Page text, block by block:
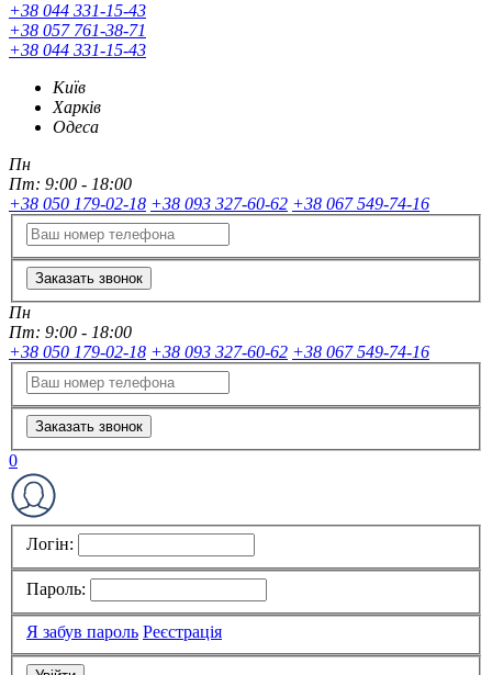
+38 044 331-15-43
+38 057 761-38-71
+38 044 331-15-43
Київ
Харків
Одеса
Пн
Пт: 9:00 - 18:00
+38 050 179-02-18 +38 093 327-60-62 +38 067 549-74-16
Заказать звонок
Пн
Пт: 9:00 - 18:00
+38 050 179-02-18 +38 093 327-60-62 +38 067 549-74-16
Заказать звонок
0
Логін:
Пароль:
Я забув пароль Реєстрація